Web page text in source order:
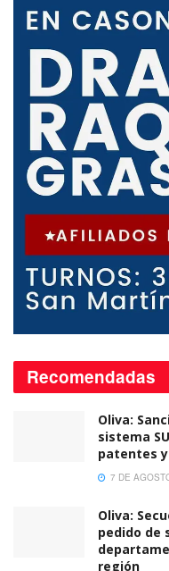
Recomendadas
Oliva:
sistema
patentes
7 DE
Oliva:
pedido de
región